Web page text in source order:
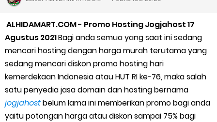
Apa itu Grab Saap? Layanan Antri Online Terbaru Dari Grab
Cara Jitu Mendapat Voucher Gojek Gratis
Cara Ping DNS Server Gojek Gopartner
Cara Mudah Melihat Nomor Shopeepay Sendiri dan Orang Lain
ALHIDAMART.COM - Promo Hosting Jogjahost 17
Agustus 2021Bagi anda semua yang saat ini sedang
mencari hosting dengan harga murah terutama yang
sedang mencari diskon promo hosting hari
kemerdekaan Indonesia atau HUT RI ke-76, maka salah
satu penyedia jasa domain dan hosting bernama
jogjahostbelum lama ini memberikan promo bagi anda
yaitu potongan harga atau diskon sampai 75% bagi